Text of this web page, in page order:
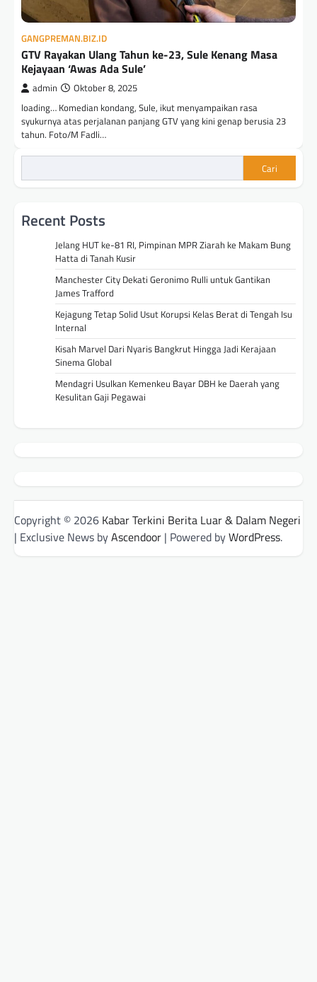
GANGPREMAN.BIZ.ID
GTV Rayakan Ulang Tahun ke-23, Sule Kenang Masa
Kejayaan ‘Awas Ada Sule’
admin Oktober 8, 2025
loading… Komedian kondang, Sule, ikut menyampaikan rasa
syukurnya atas perjalanan panjang GTV yang kini genap berusia 23
tahun. Foto/M Fadli…
Cari
Recent Posts
Jelang HUT ke-81 RI, Pimpinan MPR Ziarah ke Makam Bung
Hatta di Tanah Kusir
Manchester City Dekati Geronimo Rulli untuk Gantikan
James Trafford
Kejagung Tetap Solid Usut Korupsi Kelas Berat di Tengah Isu
Internal
Kisah Marvel Dari Nyaris Bangkrut Hingga Jadi Kerajaan
Sinema Global
Mendagri Usulkan Kemenkeu Bayar DBH ke Daerah yang
Kesulitan Gaji Pegawai
Copyright © 2026 Kabar Terkini Berita Luar & Dalam Negeri
| Exclusive News byAscendoor | Powered byWordPress.